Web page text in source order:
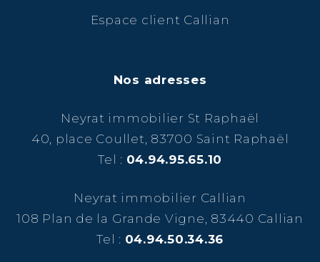
Espace client Callian
Nos adresses
Neyrat immobilier St Raphaël
40, place Coullet, 83700 Saint Raphaël
Tel : 04.94.95.65.10
Neyrat immobilier Callian
108 Plan de la Grande Vigne, 83440 Callian
Tel : 04.94.50.34.36